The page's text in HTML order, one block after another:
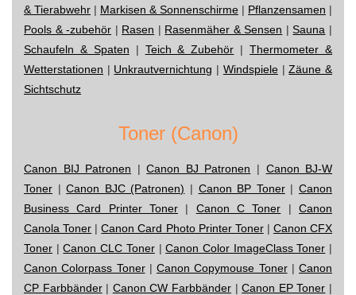
& Tierabwehr | Markisen & Sonnenschirme | Pflanzensamen |
Pools & -zubehör | Rasen | Rasenmäher & Sensen |Sauna |
Schaufeln & Spaten | Teich & Zubehör |Thermometer &
Wetterstationen | Unkrautvernichtung | Windspiele|Zäune &
Sichtschutz
Toner (Canon)
Canon BIJ Patronen |Canon BJ Patronen | Canon BJ-W
Toner |Canon BJC (Patronen) | Canon BP Toner|Canon
Business Card Printer Toner | Canon C Toner |Canon
Canola Toner |Canon Card Photo Printer Toner| Canon CFX
Toner |Canon CLC Toner|Canon Color ImageClass Toner |
Canon Colorpass Toner| Canon Copymouse Toner| Canon
CP Farbbänder| Canon CW Farbbänder |Canon EP Toner |